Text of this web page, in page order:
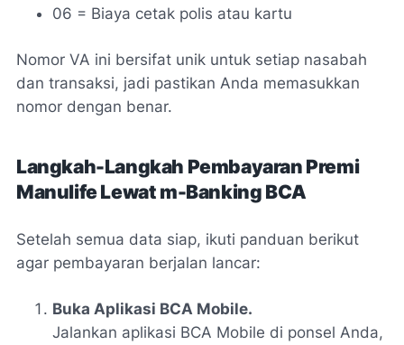
06 = Biaya cetak polis atau kartu
Nomor VA ini bersifat unik untuk setiap nasabah
dan transaksi, jadi pastikan Anda memasukkan
nomor dengan benar.
Langkah-Langkah Pembayaran Premi
Manulife Lewat m-Banking BCA
Setelah semua data siap, ikuti panduan berikut
agar pembayaran berjalan lancar:
Buka Aplikasi BCA Mobile.
Jalankan aplikasi BCA Mobile di ponsel Anda,